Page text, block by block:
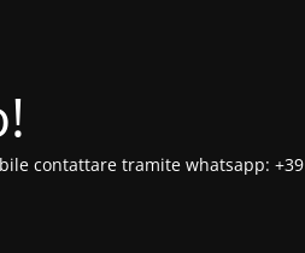
contattare tramite whatsapp: +39